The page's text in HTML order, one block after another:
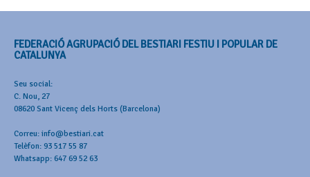
FEDERACIÓ AGRUPACIÓ DEL BESTIARI FESTIU I POPULAR DE
CATALUNYA
Seu social:
C. Nou, 27
08620 Sant Vicenç dels Horts (Barcelona)
Correu: info@bestiari.cat
Telèfon: 93 517 55 87
Whatsapp: 647 69 52 63